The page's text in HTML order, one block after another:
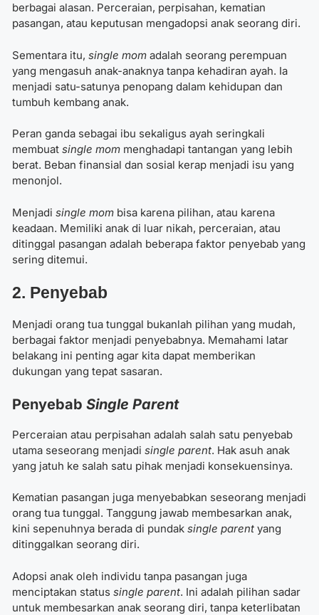
berbagai alasan. Perceraian, perpisahan, kematian
pasangan, atau keputusan mengadopsi anak seorang diri.
Sementara itu, single mom adalah seorang perempuan
yang mengasuh anak-anaknya tanpa kehadiran ayah. Ia
menjadi satu-satunya penopang dalam kehidupan dan
tumbuh kembang anak.
Peran ganda sebagai ibu sekaligus ayah seringkali
membuat single mom menghadapi tantangan yang lebih
berat. Beban finansial dan sosial kerap menjadi isu yang
menonjol.
Menjadi single mom bisa karena pilihan, atau karena
keadaan. Memiliki anak di luar nikah, perceraian, atau
ditinggal pasangan adalah beberapa faktor penyebab yang
sering ditemui.
2. Penyebab
Menjadi orang tua tunggal bukanlah pilihan yang mudah,
berbagai faktor menjadi penyebabnya. Memahami latar
belakang ini penting agar kita dapat memberikan
dukungan yang tepat sasaran.
Penyebab Single Parent
Perceraian atau perpisahan adalah salah satu penyebab
utama seseorang menjadi single parent. Hak asuh anak
yang jatuh ke salah satu pihak menjadi konsekuensinya.
Kematian pasangan juga menyebabkan seseorang menjadi
orang tua tunggal. Tanggung jawab membesarkan anak,
kini sepenuhnya berada di pundak single parent yang
ditinggalkan seorang diri.
Adopsi anak oleh individu tanpa pasangan juga
menciptakan status single parent. Ini adalah pilihan sadar
untuk membesarkan anak seorang diri, tanpa keterlibatan